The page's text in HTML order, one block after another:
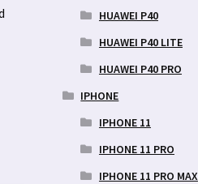
HUAWEI P40
HUAWEI P40 LITE
HUAWEI P40 PRO
IPHONE
IPHONE 11
IPHONE 11 PRO
IPHONE 11 PRO MAX